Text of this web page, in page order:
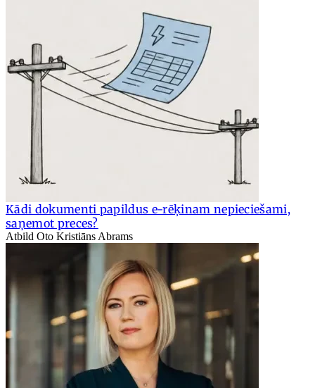
Kādi dokumenti papildus e-rēķinam nepieciešami,
saņemot preces?
Atbild Oto Kristiāns Abrams